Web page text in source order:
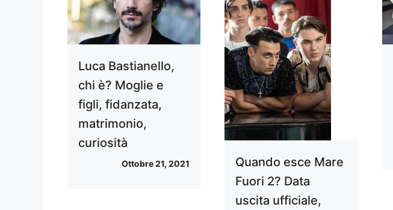
Luca Bastianello,
chi è? Moglie e
figli, fidanzata,
matrimonio,
curiosità
Ottobre 21, 2021
Quando esce Mare
Fuori 2? Data
uscita ufficiale,